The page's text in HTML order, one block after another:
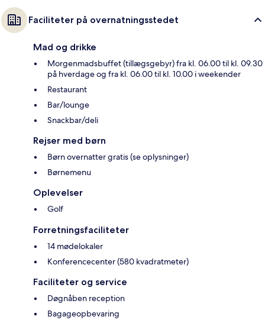
Faciliteter på overnatningsstedet
Mad og drikke
Morgenmadsbuffet (tillægsgebyr) fra kl. 06.00 til kl. 09.30
på hverdage og fra kl. 06.00 til kl. 10.00 i weekender
Restaurant
Bar/lounge
Snackbar/deli
Rejser med børn
Børn overnatter gratis (se oplysninger)
Børnemenu
Oplevelser
Golf
Forretningsfaciliteter
14 mødelokaler
Konferencecenter (580 kvadratmeter)
Faciliteter og service
Døgnåben reception
Bagageopbevaring